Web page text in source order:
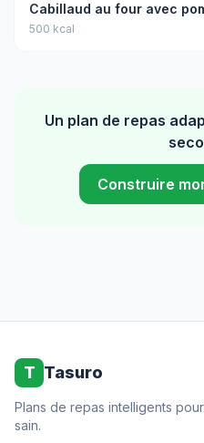
Cabillaud au four avec
500 kcal
Un plan de repas
Construire
T Tasuro
Plans de repas intelligents
sain.